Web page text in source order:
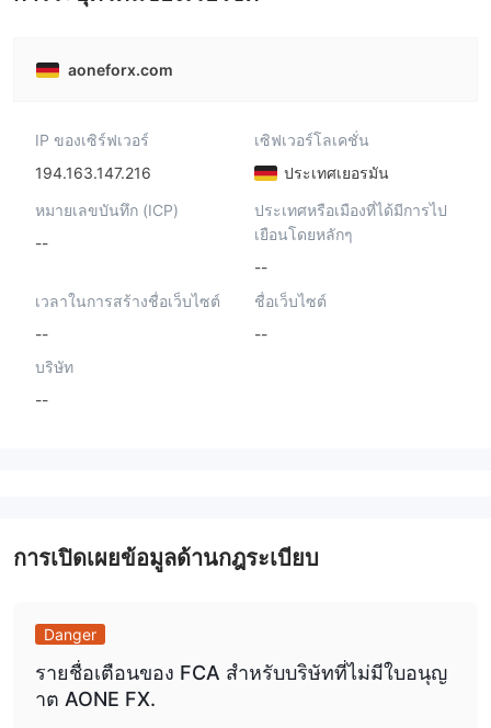
aoneforx.com
IP ของเซิร์ฟเวอร์
194.163.147.216
เซิฟเวอร์โลเคชั่น
ประเทศเยอรมัน
หมายเลขบันทึก (ICP)
--
ประเทศหรือเมืองที่ได้มีการไป
เยือนโดยหลักๆ
--
เวลาในการสร้างชื่อเว็บไซต์
--
ชื่อเว็บไซต์
--
บริษัท
--
การเปิดเผยข้อมูลด้านกฎระเบียบ
Danger
รายชื่อเตือนของ FCA สำหรับบริษัทที่ไม่มีใบอนุญ
าต AONE FX.